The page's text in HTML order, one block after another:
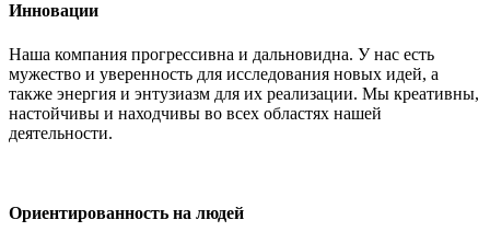
Инновации
Наша компания прогрессивна и дальновидна. У нас есть
мужество и уверенность для исследования новых идей, а
также энергия и энтузиазм для их реализации. Мы креативны,
настойчивы и находчивы во всех областях нашей
деятельности.
Ориентированность на людей